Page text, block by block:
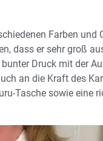
Farben und
dass er sehr groß
Druck mit der
an die Kraft des
Tasche sowie eine